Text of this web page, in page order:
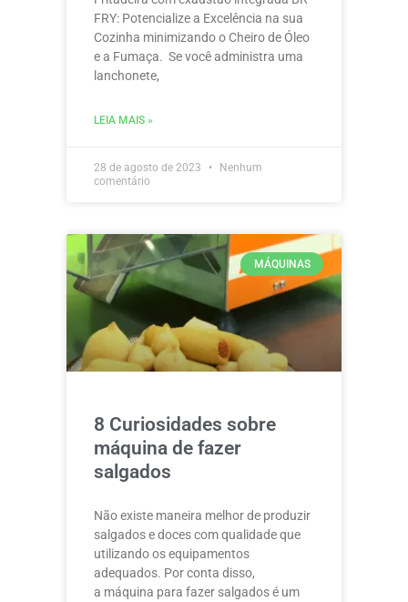
FRY: Potencialize a Excelência na sua
Cozinha minimizando o Cheiro de Óleo
e a Fumaça. Se você administra uma
lanchonete,
LEIA MAIS »
28 de agosto de 2023
Nenhum
comentário
MÁQUINAS
8 Curiosidades sobre
máquina de fazer
salgados
Não existe maneira melhor de produzir
salgados e doces com qualidade que
utilizando os equipamentos
adequados. Por conta disso,
a máquina para fazer salgados é um